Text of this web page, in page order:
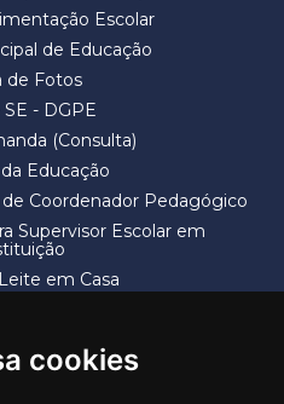
cookies
Escolar
de Educação
de Fotos
- DGPE
(Consulta)
Educação
Coordenador Pedagógico
Supervisor Escolar em
em Casa